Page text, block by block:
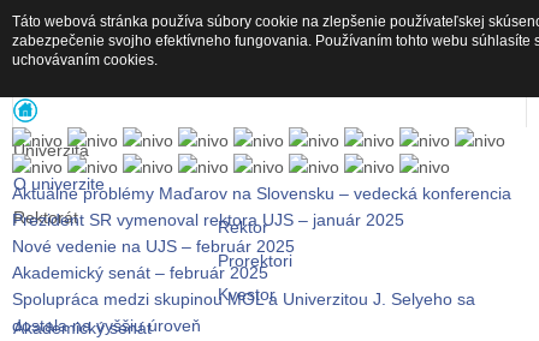
Univerzita
O univerzite
Rektorát
Rektor
Prorektori
Kvestor
Akademický senát
Aktuálne problémy Maďarov na Slovensku – vedecká konferencia
Prezident SR vymenoval rektora UJS – január 2025
Nové vedenie na UJS – február 2025
Akademický senát – február 2025
Spolupráca medzi skupinou MOL a Univerzitou J. Selyeho sa
dostala na vyššiu úroveň
Táto webová stránka používa súbory cookie na zlepšenie používateľskej
zabezpečenie svojho efektívneho fungovania. Používaním tohto webu súhlasíte
uchovávaním cookies.